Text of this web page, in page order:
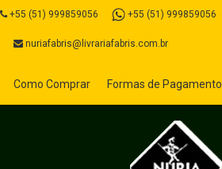
+55 (51) 999859056 +55 (51) 999859056
nuriafabris@livrariafabris.com.br
Como Comprar Formas de Pagamento